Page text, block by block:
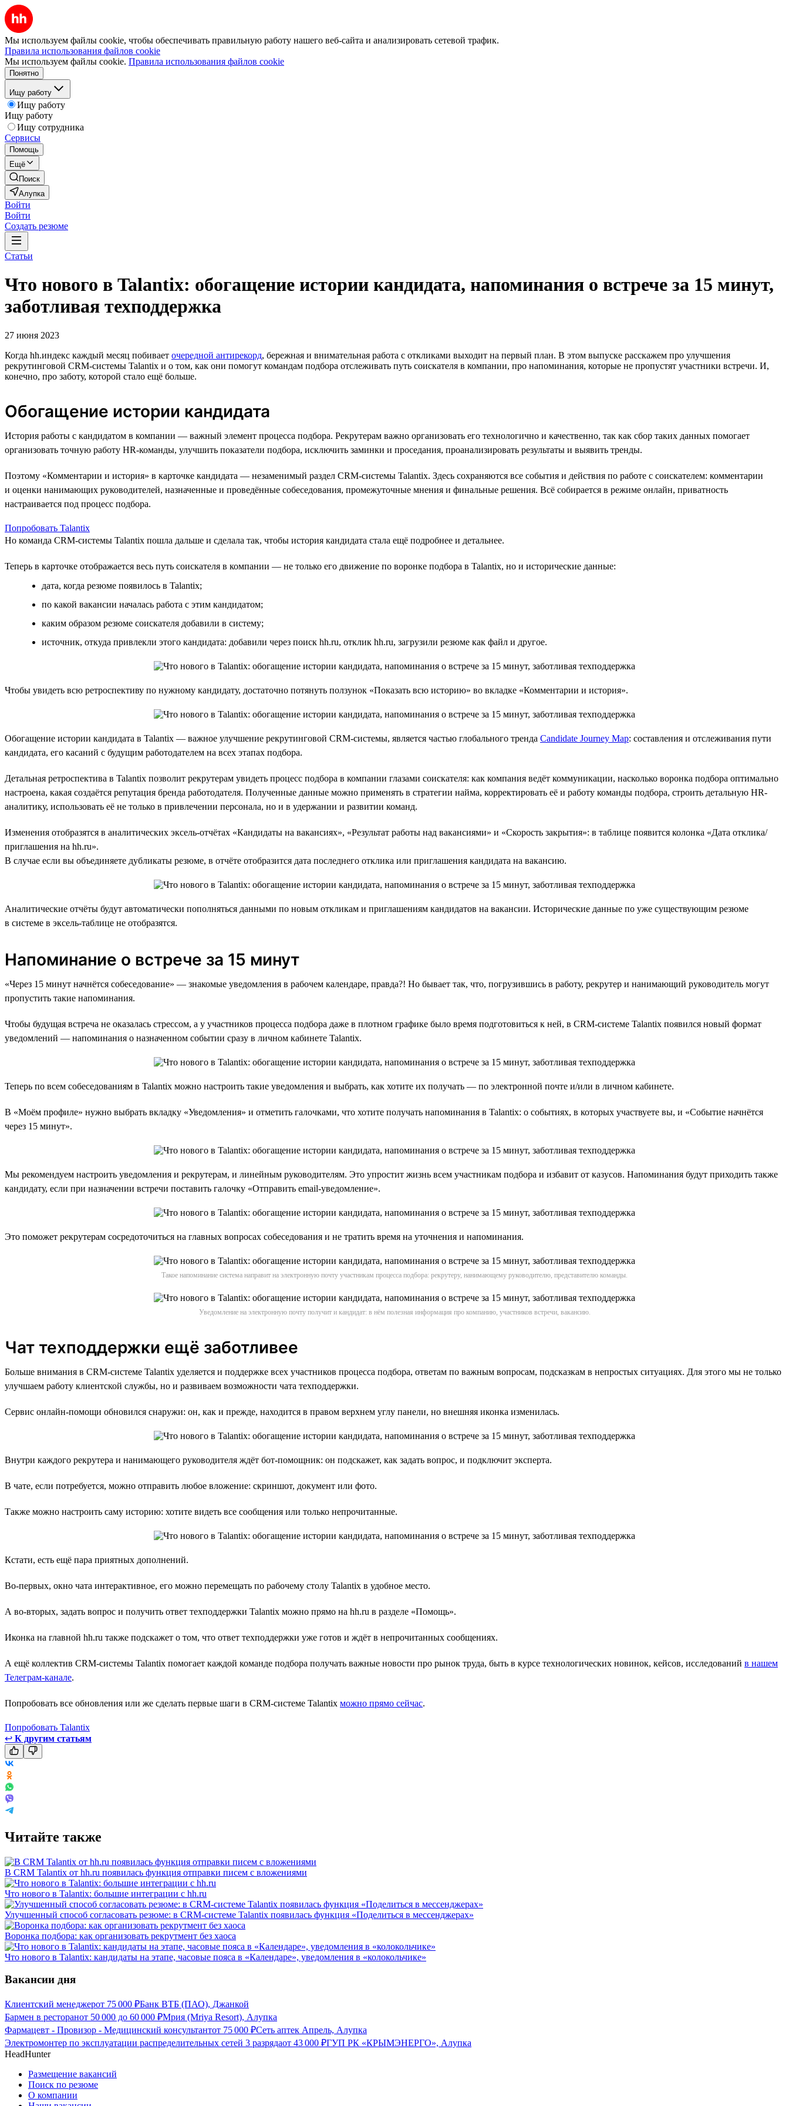
Мы используем файлы cookie, чтобы обеспечивать правильную работу нашего веб-сайта и анализировать сетевой трафик.
Правила использования файлов cookie
Мы используем файлы cookie. Правила использования файлов cookie
Понятно
Ищу работу
Ищу работу
Ищу работу
Ищу сотрудника
Сервисы
Помощь
Ещё
Поиск
Алупка
Войти
Войти
Создать резюме
Статьи
Что нового в Talantix: обогащение истории кандидата, напоминания о встрече за 15 минут,
заботливая техподдержка
27 июня 2023
Когда hh.индекс каждый месяц побивает очередной антирекорд, бережная и внимательная работа с откликами выходит на первый план. В этом выпуске расскажем про улучшения
рекрутинговой CRM-системы Talantix и о том, как они помогут командам подбора отслеживать путь соискателя в компании, про напоминания, которые не пропустят участники встречи. И,
конечно, про заботу, которой стало ещё больше.
Обогащение истории кандидата
История работы с кандидатом в компании — важный элемент процесса подбора. Рекрутерам важно организовать его технологично и качественно, так как сбор таких данных помогает
организовать точную работу HR-команды, улучшить показатели подбора, исключить заминки и проседания, проанализировать результаты и выявить тренды.
Поэтому «Комментарии и история» в карточке кандидата — незаменимый раздел CRM-системы Talantix. Здесь сохраняются все события и действия по работе с соискателем: комментарии
и оценки нанимающих руководителей, назначенные и проведённые собеседования, промежуточные мнения и финальные решения. Всё собирается в режиме онлайн, приватность
настраивается под процесс подбора.
Попробовать Talantix
Но команда CRM-системы Talantix пошла дальше и сделала так, чтобы история кандидата стала ещё подробнее и детальнее.
Теперь в карточке отображается весь путь соискателя в компании — не только его движение по воронке подбора в Talantix, но и исторические данные:
дата, когда резюме появилось в Talantix;
по какой вакансии началась работа с этим кандидатом;
каким образом резюме соискателя добавили в систему;
источник, откуда привлекли этого кандидата: добавили через поиск hh.ru, отклик hh.ru, загрузили резюме как файл и другое.
Чтобы увидеть всю ретроспективу по нужному кандидату, достаточно потянуть ползунок «Показать всю историю» во вкладке «Комментарии и история».
Обогащение истории кандидата в Talantix — важное улучшение рекрутинговой CRM-системы, является частью глобального тренда Candidate Journey Map: составления и отслеживания пути
кандидата, его касаний с будущим работодателем на всех этапах подбора.
Детальная ретроспектива в Talantix позволит рекрутерам увидеть процесс подбора в компании глазами соискателя: как компания ведёт коммуникации, насколько воронка подбора оптимально
настроена, какая создаётся репутация бренда работодателя. Полученные данные можно применять в стратегии найма, корректировать её и работу команды подбора, строить детальную HR-
аналитику, использовать её не только в привлечении персонала, но и в удержании и развитии команд.
Изменения отобразятся в аналитических эксель-отчётах «Кандидаты на вакансиях», «Результат работы над вакансиями» и «Скорость закрытия»: в таблице появится колонка «Дата отклика/
приглашения на hh.ru».
В случае если вы объединяете дубликаты резюме, в отчёте отобразится дата последнего отклика или приглашения кандидата на вакансию.
Аналитические отчёты будут автоматически пополняться данными по новым откликам и приглашениям кандидатов на вакансии. Исторические данные по уже существующим резюме
в системе в эксель-таблице не отобразятся.
Напоминание о встрече за 15 минут
«Через 15 минут начнётся собеседование» — знакомые уведомления в рабочем календаре, правда?! Но бывает так, что, погрузившись в работу, рекрутер и нанимающий руководитель могут
пропустить такие напоминания.
Чтобы будущая встреча не оказалась стрессом, а у участников процесса подбора даже в плотном графике было время подготовиться к ней, в CRM-системе Talantix появился новый формат
уведомлений — напоминания о назначенном событии сразу в личном кабинете Talantix.
Теперь по всем собеседованиям в Talantix можно настроить такие уведомления и выбрать, как хотите их получать — по электронной почте и/или в личном кабинете.
В «Моём профиле» нужно выбрать вкладку «Уведомления» и отметить галочками, что хотите получать напоминания в Talantix: о событиях, в которых участвуете вы, и «Событие начнётся
через 15 минут».
Мы рекомендуем настроить уведомления и рекрутерам, и линейным руководителям. Это упростит жизнь всем участникам подбора и избавит от казусов. Напоминания будут приходить также
кандидату, если при назначении встречи поставить галочку «Отправить email-уведомление».
Это поможет рекрутерам сосредоточиться на главных вопросах собеседования и не тратить время на уточнения и напоминания.
Такое напоминание система направит на электронную почту участникам процесса подбора: рекрутеру, нанимающему руководителю, представителю команды.
Уведомление на электронную почту получит и кандидат: в нём полезная информация про компанию, участников встречи, вакансию.
Чат техподдержки ещё заботливее
Больше внимания в CRM-системе Talantix уделяется и поддержке всех участников процесса подбора, ответам по важным вопросам, подсказкам в непростых ситуациях. Для этого мы не только
улучшаем работу клиентской службы, но и развиваем возможности чата техподдержки.
Сервис онлайн-помощи обновился снаружи: он, как и прежде, находится в правом верхнем углу панели, но внешняя иконка изменилась.
Внутри каждого рекрутера и нанимающего руководителя ждёт бот-помощник: он подскажет, как задать вопрос, и подключит эксперта.
В чате, если потребуется, можно отправить любое вложение: скриншот, документ или фото.
Также можно настроить саму историю: хотите видеть все сообщения или только непрочитанные.
Кстати, есть ещё пара приятных дополнений.
Во-первых, окно чата интерактивное, его можно перемещать по рабочему столу Talantix в удобное место.
А во-вторых, задать вопрос и получить ответ техподдержки Talantix можно прямо на hh.ru в разделе «Помощь».
Иконка на главной hh.ru также подскажет о том, что ответ техподдержки уже готов и ждёт в непрочитанных сообщениях.
А ещё коллектив CRM-системы Talantix помогает каждой команде подбора получать важные новости про рынок труда, быть в курсе технологических новинок, кейсов, исследований в нашем
Телеграм-канале.
Попробовать все обновления или же сделать первые шаги в CRM-системе Talantix можно прямо сейчас.
Попробовать Talantix
↩ К другим статьям
Читайте также
В CRM Talantix от hh.ru появилась функция отправки писем с вложениями
Что нового в Talantix: большие интеграции с hh.ru
Улучшенный способ согласовать резюме: в CRM-системе Talantix появилась функция «Поделиться в мессенджерах»
Воронка подбора: как организовать рекрутмент без хаоса
Что нового в Talantix: кандидаты на этапе, часовые пояса в «Календаре», уведомления в «колокольчике»
Вакансии дня
Клиентский менеджерот 75 000 ₽Банк ВТБ (ПАО), Джанкой
Бармен в ресторанот 50 000 до 60 000 ₽Мрия (Mriya Resort), Алупка
Фармацевт - Провизор - Медицинский консультантот 75 000 ₽Сеть аптек Апрель, Алупка
Электромонтер по эксплуатации распределительных сетей 3 разрядаот 43 000 ₽ГУП РК «КРЫМЭНЕРГО», Алупка
HeadHunter
Размещение вакансий
Поиск по резюме
О компании